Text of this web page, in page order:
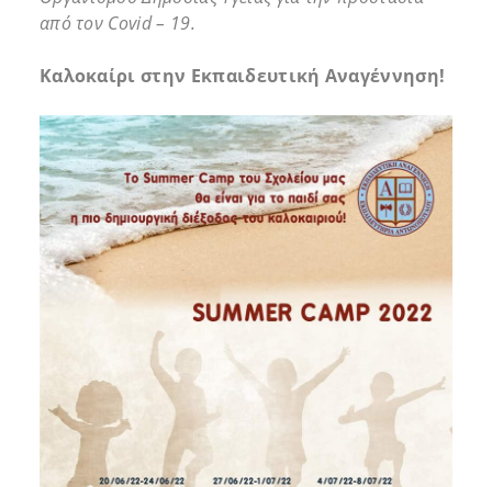
από τον Covid – 19.
Καλοκαίρι στην Εκπαιδευτική Αναγέννηση!